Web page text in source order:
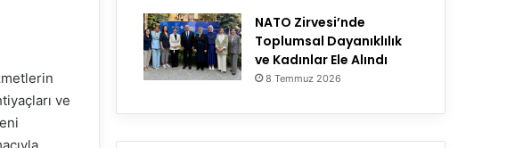
ve
NATO Zirvesi’nde
Toplumsal Dayanıklılık
ve Kadınlar Ele Alındı
8 Temmuz 2026